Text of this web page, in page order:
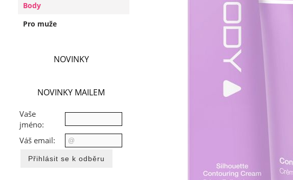
Body
Pro muže
NOVINKY
NOVINKY MAILEM
Vaše
jméno:
Váš email: